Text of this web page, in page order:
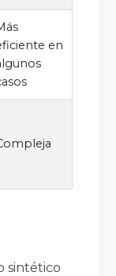
en
sintético